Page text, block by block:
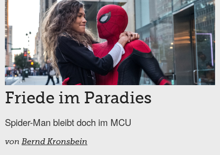
Friede im Paradies
Spider-Man bleibt doch im MCU
von Bernd Kronsbein